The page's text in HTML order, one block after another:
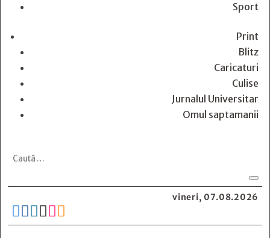
Sport
Print
Blitz
Caricaturi
Culise
Jurnalul Universitar
Omul saptamanii
vineri, 07.08.2026
     